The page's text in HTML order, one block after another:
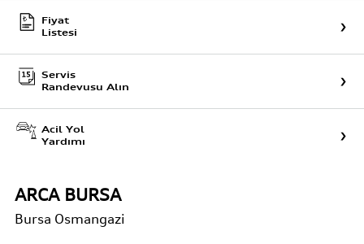
Fiyat
Listesi
Servis
Randevusu Alın
Acil Yol
Yardımı
ARCA BURSA
Bursa Osmangazi